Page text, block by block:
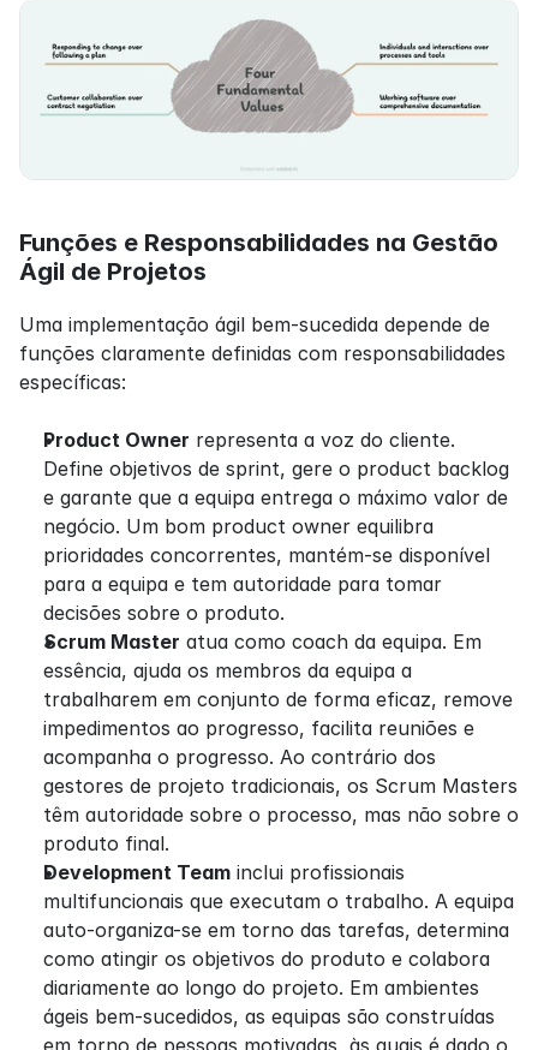
Funções e Responsabilidades na Gestão
Ágil de Projetos
Uma implementação ágil bem-sucedida depende de
funções claramente definidas com responsabilidades
específicas:
Product Owner representa a voz do cliente.
Define objetivos de sprint, gere o product backlog
e garante que a equipa entrega o máximo valor de
negócio. Um bom product owner equilibra
prioridades concorrentes, mantém-se disponível
para a equipa e tem autoridade para tomar
decisões sobre o produto.
Scrum Master atua como coach da equipa. Em
essência, ajuda os membros da equipa a
trabalharem em conjunto de forma eficaz, remove
impedimentos ao progresso, facilita reuniões e
acompanha o progresso. Ao contrário dos
gestores de projeto tradicionais, os Scrum Masters
têm autoridade sobre o processo, mas não sobre o
produto final.
Development Team inclui profissionais
multifuncionais que executam o trabalho. A equipa
auto-organiza-se em torno das tarefas, determina
como atingir os objetivos do produto e colabora
diariamente ao longo do projeto. Em ambientes
ágeis bem-sucedidos, as equipas são construídas